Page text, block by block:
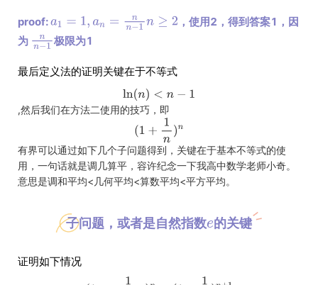
proof:
，使用2，得到答案1，因
为
极限为1
最后定义法的证明关键在于不等式
,然后我们在方法二使用的技巧，即
有界可以通过如下几个子问题得到，关键在于基本不等式的使
用，一句话就是调几算平，容许纪念一下我高中数学老师小奇。
意思是调和平均<几何平均<算数平均<平方平均。
子问题，或者是自然指数 的关键
证明如下情况